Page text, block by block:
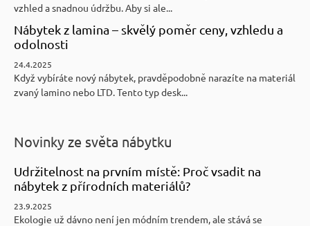
vzhled a snadnou údržbu. Aby si ale...
Nábytek z lamina – skvělý poměr ceny, vzhledu a
odolnosti
24.4.2025
Když vybíráte nový nábytek, pravděpodobně narazíte na materiál
zvaný lamino nebo LTD. Tento typ desk...
Novinky ze světa nábytku
Udržitelnost na prvním místě: Proč vsadit na
nábytek z přírodních materiálů?
23.9.2025
Ekologie už dávno není jen módním trendem, ale stává se